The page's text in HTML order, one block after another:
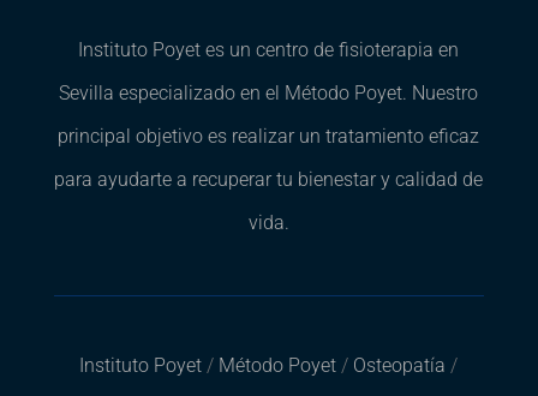
Instituto Poyet es un centro de fisioterapia en
Sevilla especializado en el Método Poyet. Nuestro
principal objetivo es realizar un tratamiento eficaz
para ayudarte a recuperar tu bienestar y calidad de
vida.
Instituto Poyet / Método Poyet/ Osteopatía /